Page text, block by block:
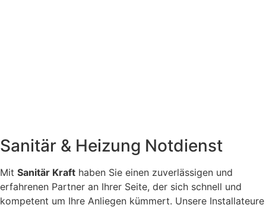
Sanitär & Heizung Notdienst
Mit Sanitär Kraft haben Sie einen zuverlässigen und
erfahrenen Partner an Ihrer Seite, der sich schnell und
kompetent um Ihre Anliegen kümmert. Unsere Installateure